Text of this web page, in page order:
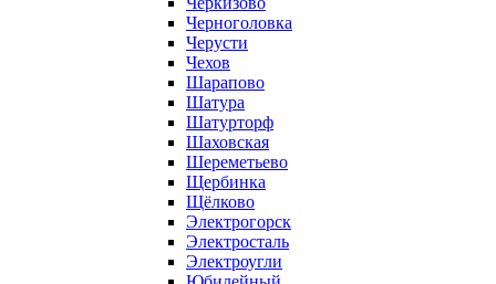
Черноголовка
Черусти
Чехов
Шарапово
Шатура
Шатурторф
Шаховская
Шереметьево
Щербинка
Щёлково
Электрогорск
Электросталь
Электроугли